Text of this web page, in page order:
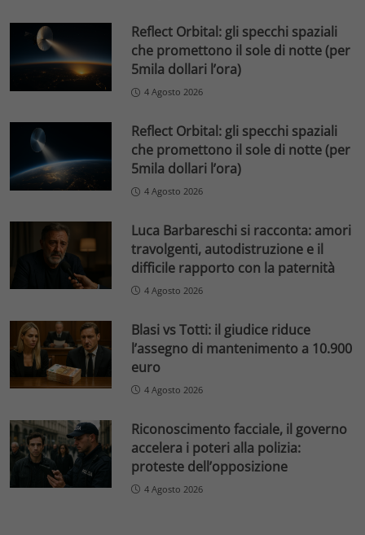
Reflect Orbital: gli specchi spaziali
che promettono il sole di notte (per
5mila dollari l’ora)
4 Agosto 2026
Reflect Orbital: gli specchi spaziali
che promettono il sole di notte (per
5mila dollari l’ora)
4 Agosto 2026
Luca Barbareschi si racconta: amori
travolgenti, autodistruzione e il
difficile rapporto con la paternità
4 Agosto 2026
Blasi vs Totti: il giudice riduce
l’assegno di mantenimento a 10.900
euro
4 Agosto 2026
Riconoscimento facciale, il governo
accelera i poteri alla polizia:
proteste dell’opposizione
4 Agosto 2026